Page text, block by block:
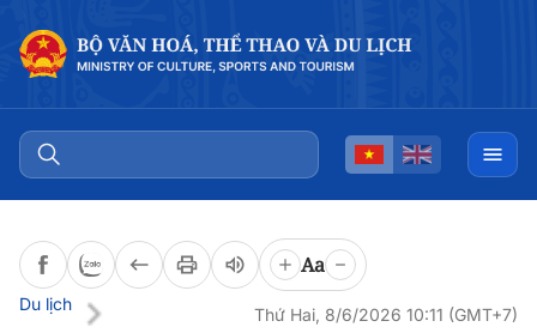
Aa
Du lịch
Thứ Hai, 8/6/2026 10:11 (GMT+7)
Đọc bài